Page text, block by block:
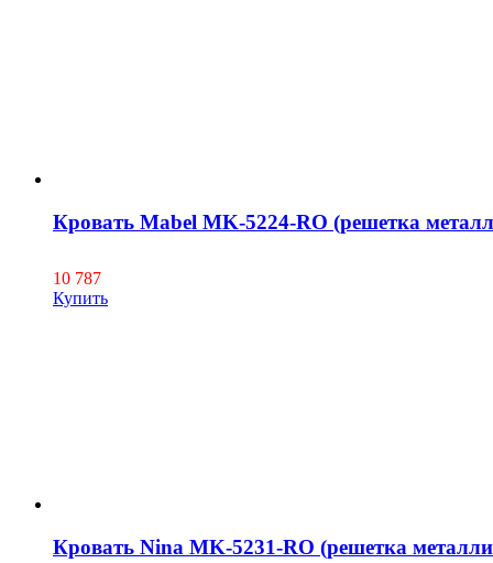
Кровать Mabel MK-5224-RO (решетка
10 787
Купить
Кровать Nina MK-5231-RO (решетка